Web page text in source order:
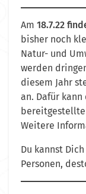
Am 18.7.22
bisher noch
Natur- und
werden
diesem Jahr
an. Dafür kann
Weitere
Du kannst
Personen,